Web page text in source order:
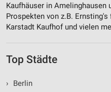
Kaufhäuser in Amelinghausen
Prospekten von z.B. Ernsting's
Karstadt Kaufhof und vielen
Top Städte
›
Berlin